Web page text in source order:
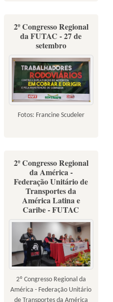
2º Congresso Regional
da FUTAC - 27 de
setembro
Fotos: Francine Scudeler
2º Congresso Regional
da América -
Federação Unitário de
Transportes da
América Latina e
Caribe - FUTAC
2º Congresso Regional da
América - Federação Unitário
de Transportes da América